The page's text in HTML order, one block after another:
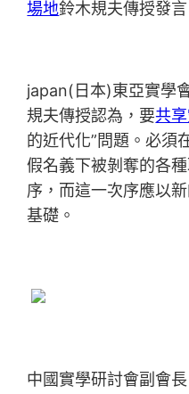
場地鈴木規夫傳授發言
japan(日本)東亞實學
規夫傳授認為，要共
的近代化”問題。必須
假名義下被剝奪的各
序，而這一次序應以新
基礎。
中國實學研討會副會